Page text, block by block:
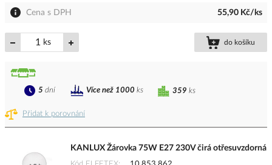
Cena s DPH 55,90 Kč/ks
ks do košíku
Přidat k porovnání
359 ks
5 dní Více než 1000 ks
KANLUX Žárovka 75W E27 230V čirá otřesuvzdorná